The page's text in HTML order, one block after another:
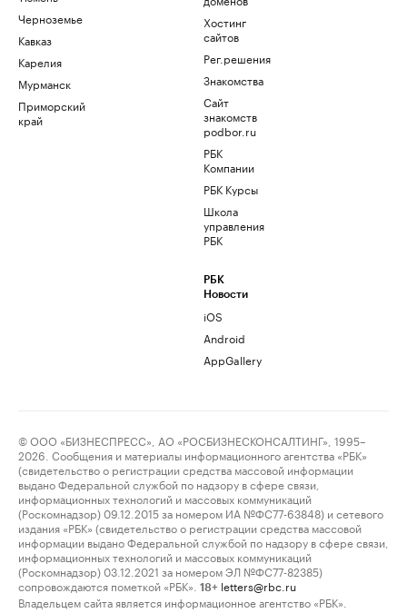
Черноземье
Кавказ
Карелия
Мурманск
Приморский
край
Хостинг
сайтов
Рег.решения
Знакомства
Сайт
знакомств
podbor.ru
РБК
Компании
РБК Курсы
Школа
управления
РБК
РБК
Новости
iOS
Android
AppGallery
© ООО «БИЗНЕСПРЕСС», АО «РОСБИЗНЕСКОНСАЛТИНГ», 1995–
2026. Сообщения и материалы информационного агентства «РБК»
(свидетельство о регистрации средства массовой информации
выдано Федеральной службой по надзору в сфере связи,
информационных технологий и массовых коммуникаций
(Роскомнадзор) 09.12.2015 за номером ИА №ФС77-63848) и сетевого
издания «РБК» (свидетельство о регистрации средства массовой
информации выдано Федеральной службой по надзору в сфере связи,
информационных технологий и массовых коммуникаций
(Роскомнадзор) 03.12.2021 за номером ЭЛ №ФС77-82385)
сопровождаются пометкой «РБК».
18+ letters@rbc.ru
Владельцем сайта является информационное агентство «РБК».